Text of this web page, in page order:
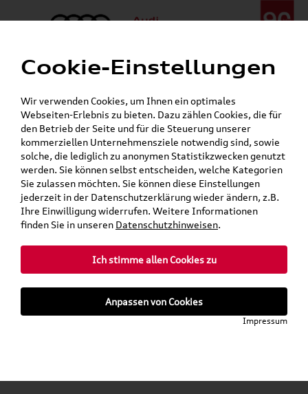
Menü
24h-Pannenhilfe:+49 (0)171 / 870 72 87
Gerade geöffnet
Verkauf:
Mo. - Fr. 08:00 - 19:00 Uhr Sa. 09:00 - 13:00 Uhr
Service:Mo. - Fr. 06:00 - 20:00 Uhr Sa. 08:00 - 13:00 Uhr
Jetzt sparen bei unseren
Dachboxen!
Grundträger zum Schnäppchenpreis
Cookie-Einstellungen
Wir verwenden Cookies, um Ihnen ein optimales
Webseiten-Erlebnis zu bieten. Dazu zählen Cookies, die für
den Betrieb der Seite und für die Steuerung unserer
kommerziellen Unternehmensziele notwendig sind, sowie
solche, die lediglich zu anonymen Statistikzwecken genutzt
werden. Sie können selbst entscheiden, welche Kategorien
Sie zulassen möchten. Sie können diese Einstellungen
jederzeit in der Datenschutzerklärung wieder ändern, z.B.
Ihre Einwilligung widerrufen. Weitere Informationen
finden Sie in unseren Datenschutzhinweisen.
Ich stimme allen Cookies zu
Anpassen von Cookies
Impressum